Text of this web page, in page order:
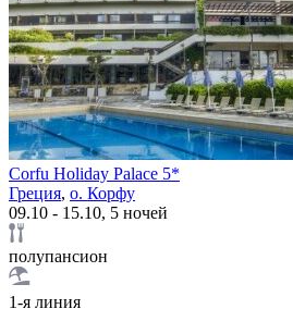
Corfu Holiday Palace 5*
Греция, о. Корфу
09.10 - 15.10, 5 ночей
полупансион
1-я линия